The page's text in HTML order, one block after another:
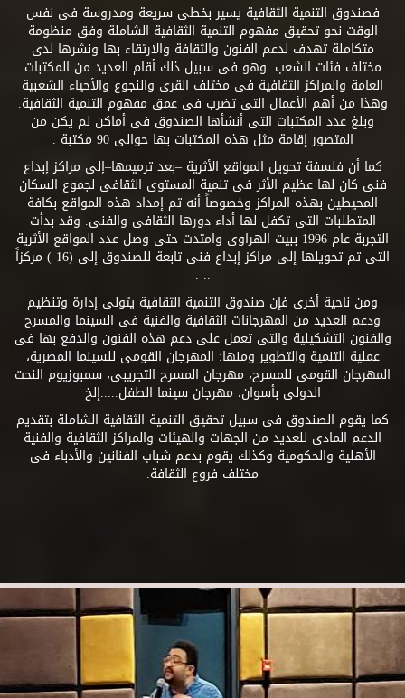
فصندوق التنمية الثقافية يسير بخطى سريعة ومدروسة فى نفس
الوقت نحو تحقيق مفهوم التنمية الثقافية الشاملة وفق منظومة
متكاملة تهدف لدعم الفنون والثقافة والارتقاء بها ونشرها لدى
مختلف فئات الشعب. وهو فى سبيل ذلك أقام العديد من المكتبات
العامة والمراكز الثقافية فى مختلف القرى والنجوع والأحياء الشعبية
وهذا من أهم الأعمال التى تضرب فى عمق مفهوم التنمية الثقافية.
وبلغ عدد المكتبات التى أنشأها الصندوق فى أماكن لم يكن من
المتصور إقامة مثل هذه المكتبات بها حوالى 90 مكتبة .
كما أن فلسفة تحويل المواقع الأثرية –بعد ترميمها–إلى مراكز إبداع
فنى كان لها عظيم الأثر فى تنمية المستوى الثقافى لجموع السكان
المحيطين بهذه المراكز وخصوصاً أنه تم إمداد هذه المواقع بكافة
المتطلبات التى تكفل لها أداء دورها الثقافى والفنى. وقد بدأت
التجربة عام 1996 ببيت الهراوى وامتدت حتى وصل عدد المواقع الأثرية
التى تم تحويلها إلى مراكز إبداع فنى تابعة للصندوق إلى (16 ) مركزاً
.. .
ومن ناحية أخرى فإن صندوق التنمية الثقافية يتولى إدارة وتنظيم
ودعم العديد من المهرجانات الثقافية والفنية فى السينما والمسرح
والفنون التشكيلية والتى تعمل على دعم هذه الفنون والدفع بها فى
عملية التنمية والتطوير ومنها: المهرجان القومى للسينما المصرية،
المهرجان القومى للمسرح، مهرجان المسرح التجريبى، سمبوزيوم النحت
الدولى بأسوان، مهرجان سينما الطفل.....إلخ
كما يقوم الصندوق فى سبيل تحقيق التنمية الثقافية الشاملة بتقديم
الدعم المادى للعديد من الجهات والهيئات والمراكز الثقافية والفنية
الأهلية والحكومية وكذلك يقوم بدعم شباب الفنانين والأدباء فى
مختلف فروع الثقافة.